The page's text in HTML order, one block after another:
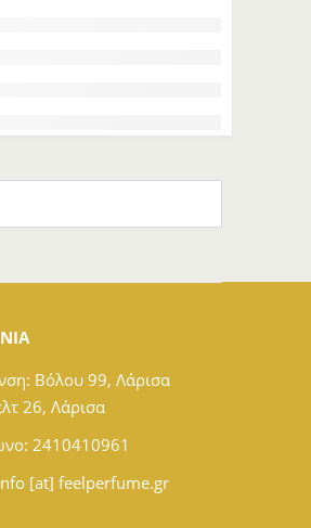
Βόλου 99, Λάρισα
26, Λάρισα
2410410961
[at] feelperfume.gr